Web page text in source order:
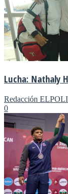
Lucha: Nathaly
Redacción
0